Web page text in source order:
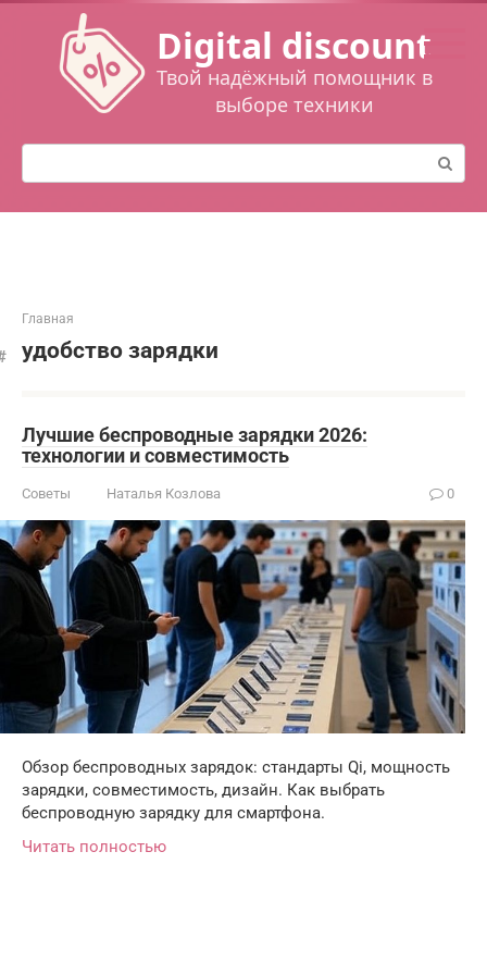
Перейти
контенту
Digital discount
Твой надёжный помощник в
выборе техники
Поиск:
Главная
удобство зарядки
Лучшие беспроводные зарядки 2026:
технологии и совместимость
Советы Наталья Козлова 0
Обзор беспроводных зарядок: стандарты Qi, мощность
зарядки, совместимость, дизайн. Как выбрать
беспроводную зарядку для смартфона.
Читать полностью